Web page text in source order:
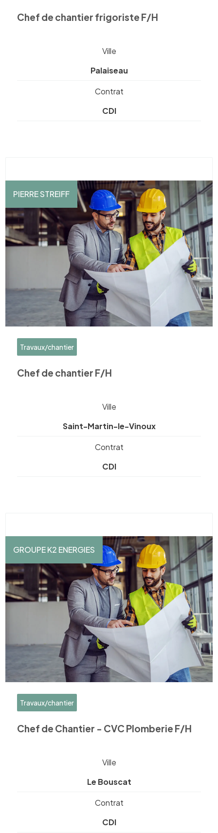
Chef de chantier frigoriste F/H
Ville
Palaiseau
Contrat
CDI
PIERRE STREIFF
Travaux/chantier
Chef de chantier F/H
Ville
Saint-Martin-le-Vinoux
Contrat
CDI
GROUPE K2 ENERGIES
Travaux/chantier
Chef de Chantier - CVC Plomberie F/H
Ville
Le Bouscat
Contrat
CDI